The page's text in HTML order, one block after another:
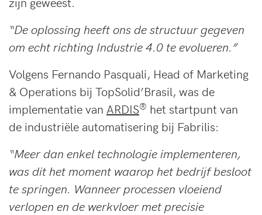
“De oplossing heeft ons de structuur gegeven
om echt richting Industrie 4.0 te evolueren.”
Volgens Fernando Pasquali, Head of Marketing
& Operations bij TopSolid’Brasil, was de
implementatie van ARDIS® het startpunt van
de industriële automatisering bij Fabrilis:
“Meer dan enkel technologie implementeren,
was dit het moment waarop het bedrijf besloot
te springen. Wanneer processen vloeiend
verlopen en de werkvloer met precisie